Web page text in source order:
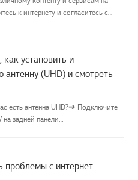
к интернету и согласитесь с
установить и
(UHD) и смотреть
есть антенна UHD?➔ Подключите
на задней панели
проблемы с интернет-